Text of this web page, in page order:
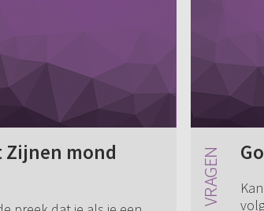
Zijnen mond